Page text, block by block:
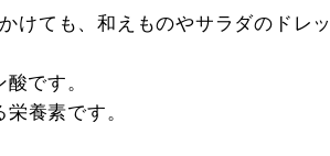
けても、和えものやサラダのドレ
です。
養素です。